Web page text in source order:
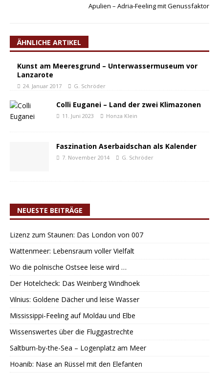
Apulien – Adria-Feeling mit Genussfaktor
ÄHNLICHE ARTIKEL
Kunst am Meeresgrund – Unterwassermuseum vor
Lanzarote
24. Januar 2017 G. Schröder
Colli Euganei – Land der zwei Klimazonen
11. Juni 2023 Honza Klein
Faszination Aserbaidschan als Kalender
7. November 2014 G. Schröder
NEUESTE BEITRÄGE
Lizenz zum Staunen: Das London von 007
Wattenmeer: Lebensraum voller Vielfalt
Wo die polnische Ostsee leise wird …
Der Hotelcheck: Das Weinberg Windhoek
Vilnius: Goldene Dächer und leise Wasser
Mississippi-Feeling auf Moldau und Elbe
Wissenswertes über die Fluggastrechte
Saltburn-by-the-Sea – Logenplatz am Meer
Hoanib: Nase an Rüssel mit den Elefanten